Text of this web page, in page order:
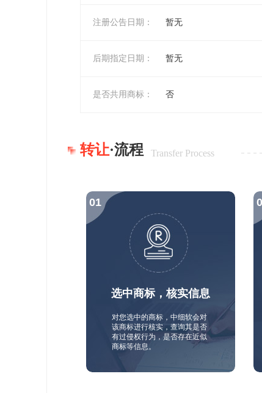
注册公告日期： 暂无
后期指定日期： 暂无
是否共用商标： 否
转让·流程 Transfer Process
选中商标，核实信息
对您选中的商标，中细软会对
该商标进行核实，查询其是否
有过侵权行为，是否存在近似
商标等信息。